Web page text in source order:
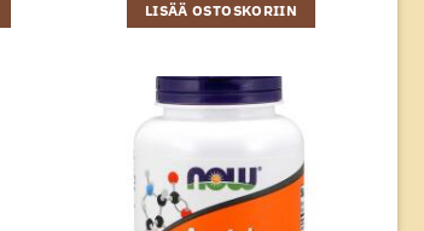
LISÄÄ OSTOSKORIIN